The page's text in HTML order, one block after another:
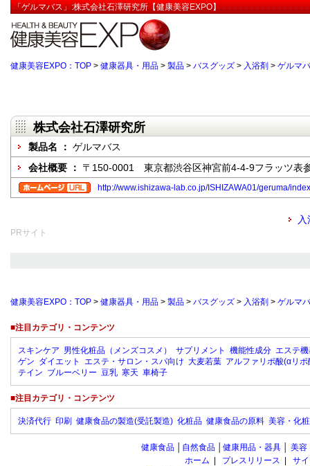
「ゲルマバス」:株式会社石澤研究所【健康美容EXPO】
健康美容EXPO：TOP > 健康器具・用品 > 製品 > バスグッズ > 入浴剤 > ゲルマ
株式会社石澤研究所
製品名 ： ゲルマバス
会社概要 ： 〒150-0001 東京都渋谷区神宮前4-4-9フラッツ表
http://www.ishizawa-lab.co.jp/ISHIZAWA01/geruma/
PRサイト
健康美容EXPO：TOP > 健康器具・用品 > 製品 > バスグッズ > 入浴剤 > ゲルマ
■注目カテゴリ・コンテンツ
スキンケア 男性化粧品（メンズコスメ） サプリメント 機能性成分 エステ
ゲン ダイエット エステ・サロン・スパ向け 大麦若葉 アルファリポ酸(αリポ
テイン ブルーベリー 豆乳 寒天 車椅子
■注目カテゴリ・コンテンツ
決済代行 印刷 健康食品の製造(受託製造) 化粧品 健康食品の原料 美容・化
健康食品 自然食品 健康用品・器具 美容
ホーム
プレスリリース
サ